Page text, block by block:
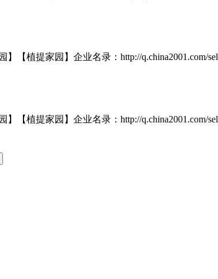
【植提家园】企业名录：http://q.china2001.com/sel
【植提家园】企业名录：http://q.china2001.com/sel